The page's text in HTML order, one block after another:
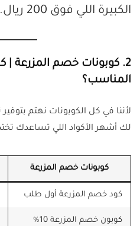
الكبيرة اللي فوق 200 ريال.
2. كوبونات خصم المزرعة |
المناسب؟
لأننا في كل الكوبونات نهتم
لك أشهر الأكواد اللي تساعدك
كوبونات خصم المزرعة
كود خصم المزرعة أول طلب
كوبون خصم المزرعة 10%